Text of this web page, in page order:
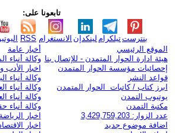
تابعونا على:
RSS الانستغرام لينكدإن تيلكرامبنترست
الموقع الرئيسي
هيئة ادارة الحوار المتمدن - للإتصال بنا
إحصائيات مؤسسة الحوار المتمدن
قواعد النشر
ابرز كتاب / كاتبات الحوار المتمدن
يوتيوب التمدن
مكتبة التمدن
عدد الزوار: 3,429,759,203
اضافة موضوع جديد
أخبار عامة
وكالة أنباء
اخبار الأدب
وكالة أنباء
وكالة أنباء
وكالة أنباء
وكالة أنباء
اخبار الرياضة
اخبار